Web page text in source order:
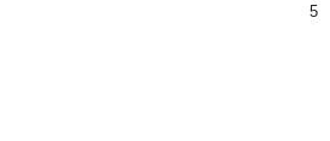
5